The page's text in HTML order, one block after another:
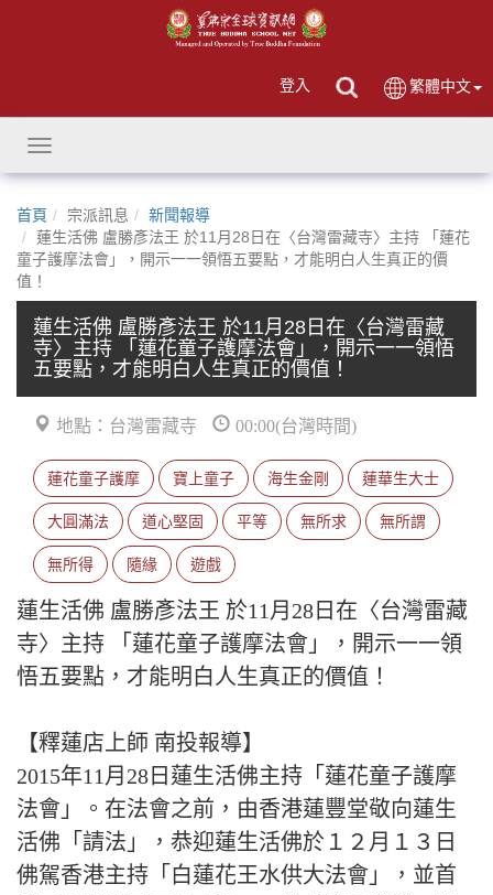
登入 繁體中文
Toggle
navigation
首頁 宗派訊息
新聞報導
蓮生活佛 盧勝彥法王 於11月28日在〈台灣雷藏寺〉主持 「蓮花
童子護摩法會」，開示一一領悟五要點，才能明白人生真正的價
值！
蓮生活佛 盧勝彥法王 於11月28日在〈台灣雷藏
寺〉主持 「蓮花童子護摩法會」，開示一一領悟
五要點，才能明白人生真正的價值！
地點：台灣雷藏寺 00:00(台灣時間)
蓮花童子護摩 寶上童子 海生金剛 蓮華生大士
大圓滿法 道心堅固 平等 無所求 無所謂
無所得 隨緣 遊戲
蓮生活佛 盧勝彥法王 於11月28日在〈台灣雷藏
寺〉主持 「蓮花童子護摩法會」，開示一一領
悟五要點，才能明白人生真正的價值！
【釋蓮店上師 南投報導】
2015年11月28日蓮生活佛主持「蓮花童子護摩
法會」。在法會之前，由香港蓮豐堂敬向蓮生
活佛「請法」，恭迎蓮生活佛於１２月１３日
佛駕香港主持「白蓮花王水供大法會」，並首